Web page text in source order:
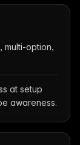
multi-option,
at setup
awareness.